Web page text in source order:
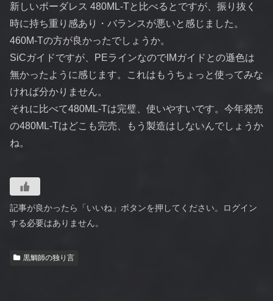
新しいボーダレス 480ML-Tと比べるとですが、振り抜く
時に持ち重り感あり・バランスが悪いと感じました。
460M-Tの方が良かったでしょうか。
SiCガイドですが、PEラインなのでIMガイドとの遜色は
無かったように感じます。これはもうちょっと使ってみな
ければ分かりません。
それに比べて480ML-Tは完璧、使いやすいです。今年発売
の480ML-Tはどこも完売、もう製造はしないんでしょうか
ね。
記事が良かったら「いいね」ボタンを押してください。ログイン
する必要はありません。
黒鯛師の独り言